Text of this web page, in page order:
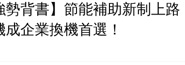
勢背書】節能補助新制上路
企業換機首選！